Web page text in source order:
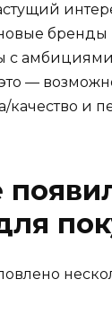
новые
с
—
и